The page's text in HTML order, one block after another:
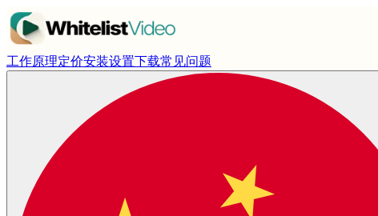
工作原理定价安装设置下载常见问题